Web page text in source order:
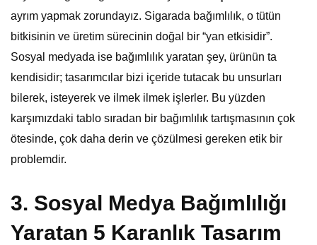
ayrım yapmak zorundayız. Sigarada bağımlılık, o tütün
bitkisinin ve üretim sürecinin doğal bir “yan etkisidir”.
Sosyal medyada ise bağımlılık yaratan şey, ürünün ta
kendisidir; tasarımcılar bizi içeride tutacak bu unsurları
bilerek, isteyerek ve ilmek ilmek işlerler. Bu yüzden
karşımızdaki tablo sıradan bir bağımlılık tartışmasının çok
ötesinde, çok daha derin ve çözülmesi gereken etik bir
problemdir.
3. Sosyal Medya Bağımlılığı
Yaratan 5 Karanlık Tasarım